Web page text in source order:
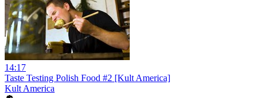
14:17
Taste Testing Polish Food #2 [Kult America]
Kult America